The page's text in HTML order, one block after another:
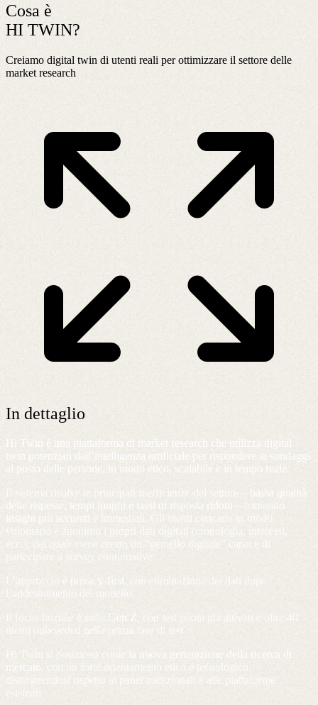
Cosa è
HI TWIN?
Creiamo digital twin di utenti reali per ottimizzare il settore delle
market research
In dettaglio
Hi Twin è una piattaforma di market research che utilizza digital
twin potenziati dall’intelligenza artificiale per rispondere ai sondaggi
al posto delle persone, in modo etico, scalabile e in tempo reale.
Il sistema risolve le principali inefficienze del settore—
bassa qualità
delle risposte, tempi lunghi e tassi di risposta ridotti
—fornendo
insight più accurati e immediati. Gli utenti caricano in modo
volontario e anonimo i propri dati digitali (cronologia, interessi,
ecc.), dai quali viene creato un “gemello digitale” capace di
partecipare a survey continuative.
L’approccio è
privacy-first , con eliminazione dei dati dopo
l’addestramento del modello.
Il focus iniziale è sulla Gen Z , con test pilota già attivati e oltre 40
utenti onboarded nella prima fase di test.
Hi Twin si posiziona come
la nuova generazione della ricerca di
mercato , con un forte orientamento etico e tecnologico,
distinguendosi rispetto ai panel tradizionali e alle piattaforme
esistenti